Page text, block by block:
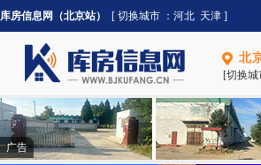
库房信息网（北京站） [ 切换城市 ： 河北 天津 ]
北
[切换城
广告